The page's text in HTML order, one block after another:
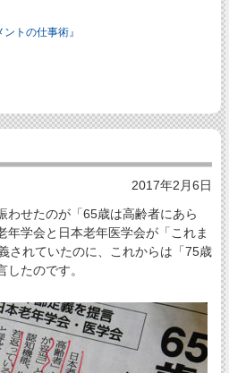
ントの仕事術』
2017年2月6日
せたのが「65歳は高齢者にあら
年学会と日本老年医学会が「これま
されていたのに、これからは「75歳
たのです。